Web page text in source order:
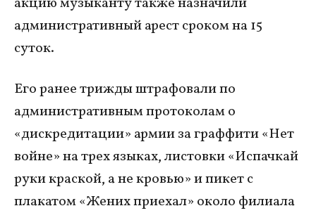
административный арест сроком на 15
суток.
Его ранее трижды штрафовали по
административным протоколам о
«дискредитации» армии за граффити «Нет
войне» на трех языках, листовки «Испачкай
руки краской, а не кровью» и пикет с
плакатом «Жених приехал» около филиала